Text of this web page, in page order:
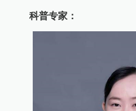
科普专家：